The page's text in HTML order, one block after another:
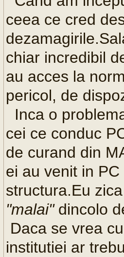
ceea ce cred
chiar incredibil
au acces la
pericol, de
Inca o
cei ce conduc
de curand din
ei au venit in
structura.Eu
"malai"dincolo
Daca se vrea
institutiei ar